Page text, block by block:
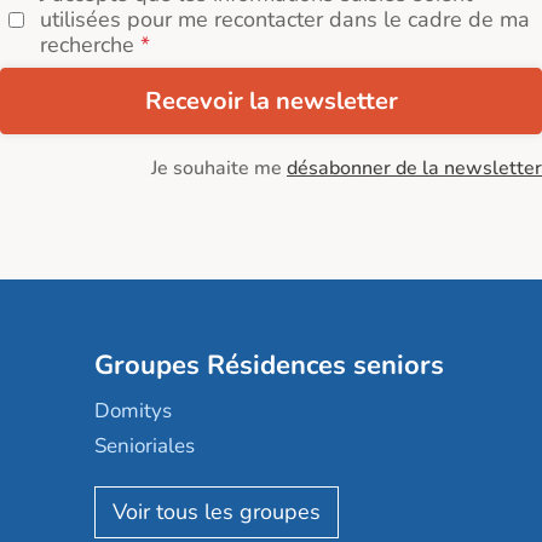
utilisées pour me recontacter dans le cadre de ma
recherche
Recevoir la newsletter
Je souhaite me désabonner de la newsletter
Groupes Résidences seniors
Domitys
Senioriales
Nohée
Les Résidentiels